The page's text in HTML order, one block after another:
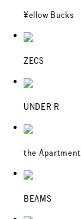
¥ellow Bucks
ZECS
UNDER R
the Apartment
BEAMS